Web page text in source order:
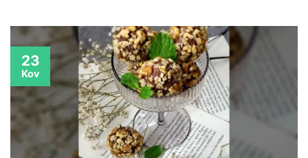
23
Kov